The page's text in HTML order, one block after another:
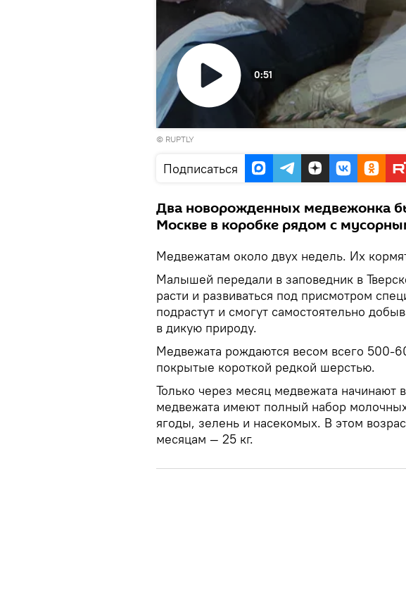
0:51
© RUPTLY
Подписаться
Два новорожденных медвежонка
Москве в коробке рядом с
Медвежатам около двух недель. Их
Малышей передали в заповедник в
расти и развиваться под присмотром
подрастут и смогут самостоятельно
в дикую природу.
Медвежата рождаются весом всего 500-
покрытые короткой редкой шерстью.
Только через месяц медвежата начинают
медвежата имеют полный набор
ягоды, зелень и насекомых. В этом
месяцам — 25 кг.